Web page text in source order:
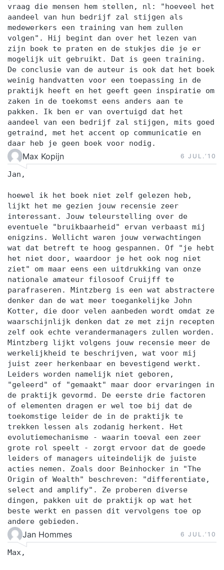
vraag die mensen hem stellen, nl: "hoeveel het
aandeel van hun bedrijf zal stijgen als
medewerkers een training van hem zullen
volgen". Hij begint dan over het lezen van
zijn boek te praten en de stukjes die je er
mogelijk uit gebruikt. Dat is geen training.
De conclusie van de auteur is ook dat het boek
weinig handvatten voor een toepassing in de
praktijk heeft en het geeft geen inspiratie om
zaken in de toekomst eens anders aan te
pakken. Ik ben er van overtuigd dat het
aandeel van een bedrijf zal stijgen, mits goed
getraind, met het accent op communicatie en
daar heb je geen boek voor nodig.
Max Kopijn 6 JUL.‘10
Jan,
hoewel ik het boek niet zelf gelezen heb,
lijkt het me gezien jouw recensie zeer
interessant. Jouw teleurstelling over de
eventuele "bruikbaarheid" ervan verbaast mij
enigzins. Wellicht waren jouw verwachtingen
wat dat betreft te hoog gespannen. Of "je hebt
het niet door, waardoor je het ook nog niet
ziet" om maar eens een uitdrukking van onze
nationale amateur filosoof Cruijff te
parafraseren. Mintzberg is een wat abstractere
denker dan de wat meer toegankelijke John
Kotter, die door velen aanbeden wordt omdat ze
waarschijnlijk denken dat ze met zijn recepten
zelf ook echte verandermanagers zullen worden.
Mintzberg lijkt volgens jouw recensie meer de
werkelijkheid te beschrijven, wat voor mij
juist zeer herkenbaar en bevestigend werkt.
Leiders worden namelijk niet geboren,
"geleerd" of "gemaakt" maar door ervaringen in
de praktijk gevormd. De eerste drie factoren
of elementen dragen er wel toe bij dat de
toekomstige leider de in de praktijk te
trekken lessen als zodanig herkent. Het
evolutiemechanisme - waarin toeval een zeer
grote rol speelt - zorgt ervoor dat de goede
leiders of managers uiteindelijk de juiste
acties nemen. Zoals door Beinhocker in "The
Origin of Wealth" beschreven: "differentiate,
select and amplify". Ze proberen diverse
dingen, pakken uit de praktijk op wat het
beste werkt en passen dit vervolgens toe op
andere gebieden.
Jan Hommes 6 JUL.‘10
Max,